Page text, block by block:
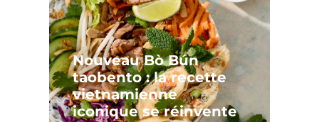
Nouveau Bò Bún
taobento : la recette
vietnamienne
iconique se réinvente